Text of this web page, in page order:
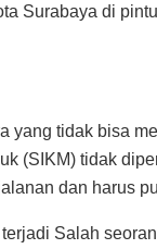
Surabaya di
yang tidak bisa
(SIKM) tidak
dan harus
Salah